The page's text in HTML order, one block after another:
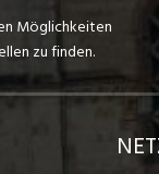
Möglichkeiten
zu finden.